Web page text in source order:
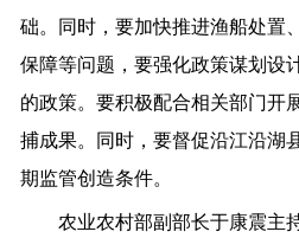
础。同时，要加快推进渔船处置
保障等问题，要强化政策谋划设
的政策。要积极配合相关部门开
捕成果。同时，要督促沿江沿湖
期监管创造条件。
农业农村部副部长于康震主